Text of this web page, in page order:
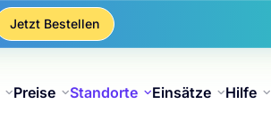
Jetzt Bestellen
Preise Standorte Einsätze Hilfe